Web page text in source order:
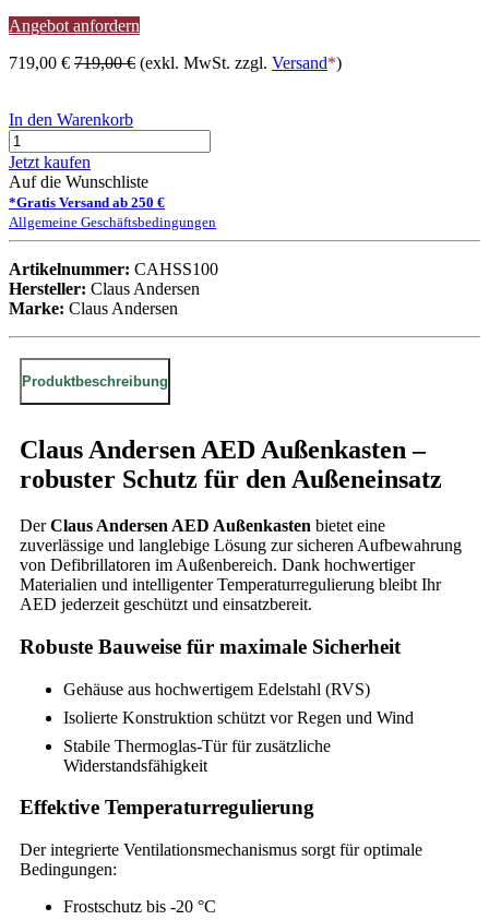
Angebot anfordern
719,00 € 719,00€ (exkl. MwSt. zzgl. Versand*)
In den Warenkorb
Jetzt kaufen
Auf die Wunschliste
*Gratis Versand ab 250 €
Allgemeine Geschäftsbedingungen
Artikelnummer: CAHSS100
Hersteller: Claus Andersen
Marke: Claus Andersen
Produktbeschreibung
Claus Andersen AED Außenkasten –
robuster Schutz für den Außeneinsatz
DerClaus Andersen AED Außenkasten bietet eine
zuverlässige und langlebige Lösung zur sicheren Aufbewahrung
von Defibrillatoren im Außenbereich. Dank hochwertiger
Materialien und intelligenter Temperaturregulierung bleibt Ihr
AED jederzeit geschützt und einsatzbereit.
Robuste Bauweise für maximale Sicherheit
Gehäuse aus hochwertigem Edelstahl (RVS)
Isolierte Konstruktion schützt vor Regen und Wind
Stabile Thermoglas-Tür für zusätzliche
Widerstandsfähigkeit
Effektive Temperaturregulierung
Der integrierte Ventilationsmechanismus sorgt für optimale
Bedingungen:
Frostschutz bis -20 °C